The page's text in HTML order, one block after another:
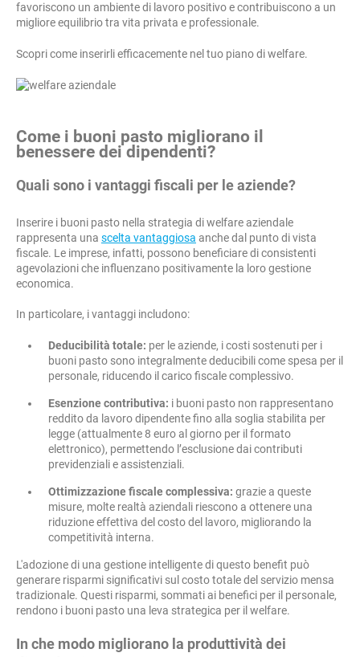
favoriscono un ambiente di lavoro positivo e contribuiscono a un
migliore equilibrio tra vita privata e professionale.
Scopri come inserirli efficacemente nel tuo piano di welfare.
Come i buoni pasto migliorano il
benessere dei dipendenti?
Quali sono i vantaggi fiscali per le aziende?
Inserire i buoni pasto nella strategia di welfare aziendale
rappresenta una scelta vantaggiosa anche dal punto di vista
fiscale. Le imprese, infatti, possono beneficiare di consistenti
agevolazioni che influenzano positivamente la loro gestione
economica.
In particolare, i vantaggi includono:
Deducibilità totale: per le aziende, i costi sostenuti per i
buoni pasto sono integralmente deducibili come spesa per il
personale, riducendo il carico fiscale complessivo.
Esenzione contributiva: i buoni pasto non rappresentano
reddito da lavoro dipendente fino alla soglia stabilita per
legge (attualmente 8 euro al giorno per il formato
elettronico), permettendo l’esclusione dai contributi
previdenziali e assistenziali.
Ottimizzazione fiscale complessiva: grazie a queste
misure, molte realtà aziendali riescono a ottenere una
riduzione effettiva del costo del lavoro, migliorando la
competitività interna.
L'adozione di una gestione intelligente di questo benefit può
generare risparmi significativi sul costo totale del servizio mensa
tradizionale. Questi risparmi, sommati ai benefici per il personale,
rendono i buoni pasto una leva strategica per il welfare.
In che modo migliorano la produttività dei